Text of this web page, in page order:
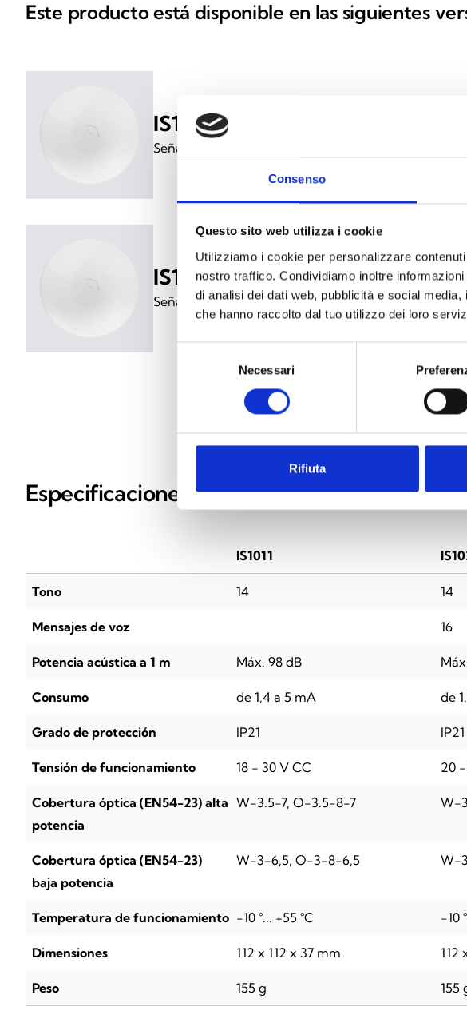
Consenso
Questo sito web utilizza i cookie
Utilizziamo i cookie per personalizzare
nostro traffico. Condividiamo inoltre
di analisi dei dati web, pubblicità e social
che hanno raccolto dal tuo utilizzo dei loro
Necessari
Rifiuta
Este producto está disponible en las siguientes
IS1011
Señalizador acústico de techo
IS1030
Señalizador acústico de techo con funciones de voz
Especificaciones técnicas
IS1011
Tono 14 14
Mensajes de voz 16
Potencia acústica a 1 m Máx. 98 dB
Consumo de 1,4 a 5 mA de
Grado de protección IP21 IP21
Tensión de funcionamiento 18 - 30 V CC 20
Cobertura óptica (EN54-23) alta
potencia
W-3.5-7, O-3.5-8-7 W-
Cobertura óptica (EN54-23)
baja potencia
W-3-6,5, O-3-8-6,5 W-
Temperatura de funcionamiento -10 °... +55 °C -10
Dimensiones 112 x 112 x 37 mm 112
Peso 155 g 155